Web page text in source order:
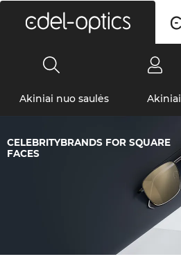
Akiniai nuo saulės Akiniai
CELEBRITYBRANDS FOR SQUARE
FACES